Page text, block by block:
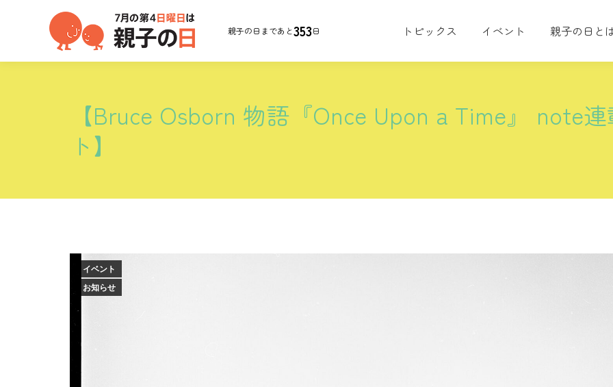
親子の日まであと353日 トピックス イベント 親子の日と
【Bruce Osborn 物語『Once Upon a Time』 note
ト】
イベント
お知らせ